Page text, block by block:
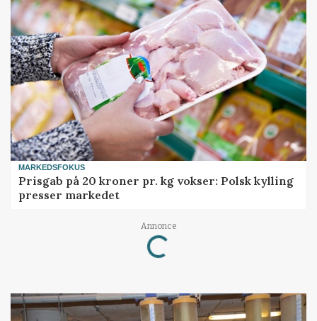
MARKEDSFOKUS
Prisgab på 20 kroner pr. kg vokser: Polsk kylling
presser markedet
Annonce
Loading...